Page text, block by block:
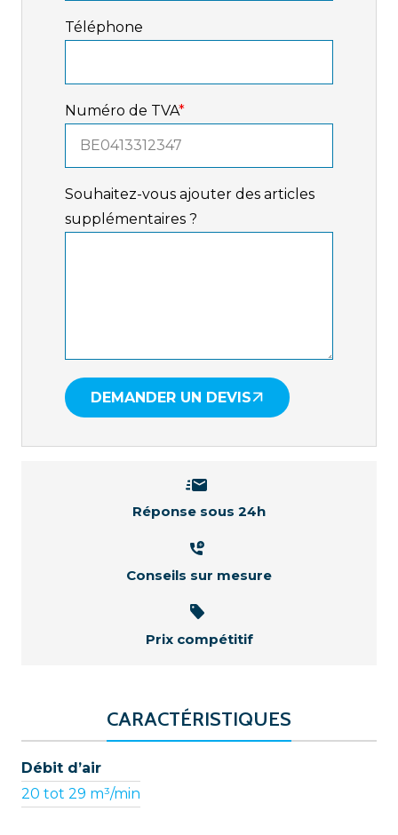
Téléphone
Numéro de TVA*
Souhaitez-vous ajouter des articles
supplémentaires ?
DEMANDER UN DEVIS
Réponse sous 24h
Conseils sur mesure
Prix compétitif
CARACTÉRISTIQUES
Débit d’air
20 tot 29 m³/min